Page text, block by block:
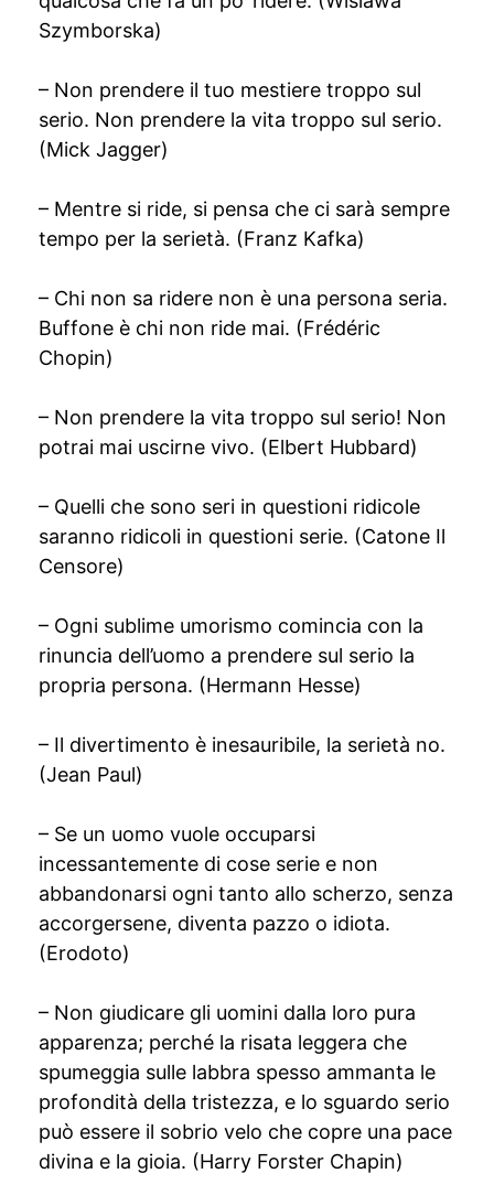
Szymborska)
– Non prendere il tuo mestiere troppo sul
serio. Non prendere la vita troppo sul serio.
(Mick Jagger)
– Mentre si ride, si pensa che ci sarà sempre
tempo per la serietà. (Franz Kafka)
– Chi non sa ridere non è una persona seria.
Buffone è chi non ride mai. (Frédéric
Chopin)
– Non prendere la vita troppo sul serio! Non
potrai mai uscirne vivo. (Elbert Hubbard)
– Quelli che sono seri in questioni ridicole
saranno ridicoli in questioni serie. (Catone Il
Censore)
– Ogni sublime umorismo comincia con la
rinuncia dell’uomo a prendere sul serio la
propria persona. (Hermann Hesse)
– Il divertimento è inesauribile, la serietà no.
(Jean Paul)
– Se un uomo vuole occuparsi
incessantemente di cose serie e non
abbandonarsi ogni tanto allo scherzo, senza
accorgersene, diventa pazzo o idiota.
(Erodoto)
– Non giudicare gli uomini dalla loro pura
apparenza; perché la risata leggera che
spumeggia sulle labbra spesso ammanta le
profondità della tristezza, e lo sguardo serio
può essere il sobrio velo che copre una pace
divina e la gioia. (Harry Forster Chapin)